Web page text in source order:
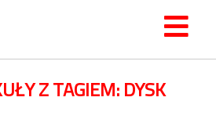
Z TAGIEM: DYSK